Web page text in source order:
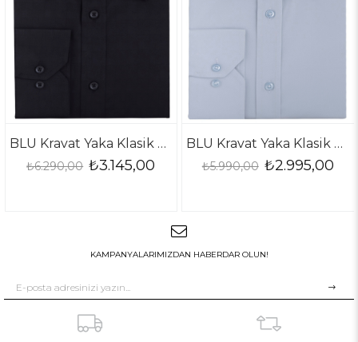
BLU Kravat Yaka Klasik Gömlek
₺3.145,00
BLU Kravat Yaka Klasik Gömlek
₺2.995,00
₺5.990,00
KAMPANYALARIMIZDAN HABERDAR OLUN!